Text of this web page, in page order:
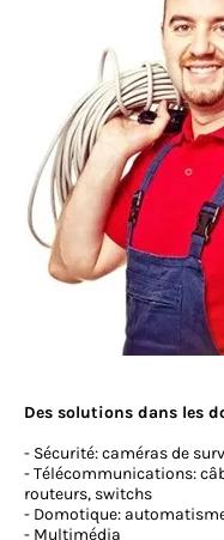
Des solutions dans les
- Sécurité: caméras de
- Télécommunications:
routeurs, switchs
- Domotique:
- Multimédia